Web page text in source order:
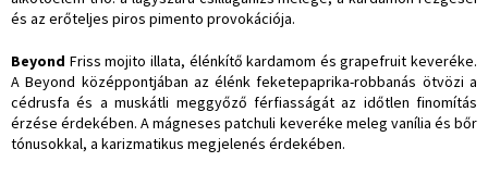
és az erőteljes piros pimento provokációja.
Beyond Friss mojito illata, élénkítő kardamom és grapefruit keveréke.
A Beyond középpontjában az élénk feketepaprika-robbanás ötvözi a
cédrusfa és a muskátli meggyőző férfiasságát az időtlen finomítás
érzése érdekében. A mágneses patchuli keveréke meleg vanília és bőr
tónusokkal, a karizmatikus megjelenés érdekében.